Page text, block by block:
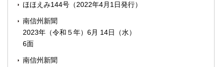
ほほえみ144号（2022年4月1日発行）
南信州新聞
2023年（令和５年）6月 14日（水）
6面
南信州新聞